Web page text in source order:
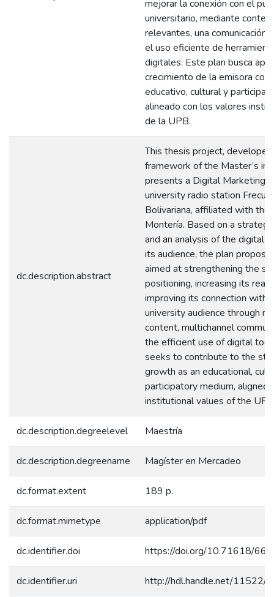
mejorar la conexión con el
universitario, mediante
relevantes, una comunicación
el uso eficiente de
digitales. Este plan busca
crecimiento de la emisora
educativo, cultural y
alineado con los valores
de la UPB.
dc.description.abstract
This thesis project,
framework of the Master’s in
presents a Digital Marketing
university radio station
Bolivariana, affiliated with the
Montería. Based on a
and an analysis of the digital
its audience, the plan
aimed at strengthening the
positioning, increasing its
improving its connection with
university audience through
content, multichannel
the efficient use of digital
seeks to contribute to the
growth as an educational,
participatory medium, aligned
institutional values of the
dc.description.degreelevel Maestría
dc.description.degreename Magíster en Mercadeo
dc.format.extent 189 p.
dc.format.mimetype application/pdf
dc.identifier.doi https://doi.org/10.71618/
dc.identifier.uri http://hdl.handle.net/11522/